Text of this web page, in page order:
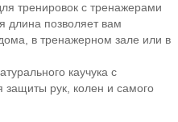
тренировок с тренажерами
длина позволяет вам
в тренажерном зале или в
каучука с
защиты рук, колен и самого